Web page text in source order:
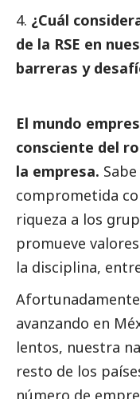
¿Cuál
de la RSE en
barreras y
El mundo
consciente del
la empresa.
comprometida
riqueza a los
promueve
la disciplina,
avanzando en
lentos, nuestra
resto de los
número de